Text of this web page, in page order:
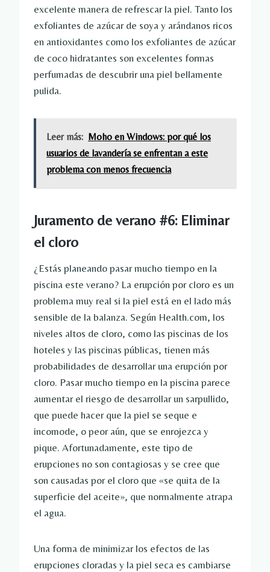
excelente manera de refrescar la piel. Tanto los
exfoliantes de azúcar de soya y arándanos ricos
en antioxidantes como los exfoliantes de azúcar
de coco hidratantes son excelentes formas
perfumadas de descubrir una piel bellamente
pulida.
Leer más: Moho en Windows: por qué los
usuarios de lavandería se enfrentan a este
problema con menos frecuencia
Juramento de verano #6: Eliminar
el cloro
¿Estás planeando pasar mucho tiempo en la
piscina este verano? La erupción por cloro es un
problema muy real si la piel está en el lado más
sensible de la balanza. Según Health.com, los
niveles altos de cloro, como las piscinas de los
hoteles y las piscinas públicas, tienen más
probabilidades de desarrollar una erupción por
cloro. Pasar mucho tiempo en la piscina parece
aumentar el riesgo de desarrollar un sarpullido,
que puede hacer que la piel se seque e
incomode, o peor aún, que se enrojezca y
pique. Afortunadamente, este tipo de
erupciones no son contagiosas y se cree que
son causadas por el cloro que «se quita de la
superficie del aceite», que normalmente atrapa
el agua.
Una forma de minimizar los efectos de las
erupciones cloradas y la piel seca es cambiarse